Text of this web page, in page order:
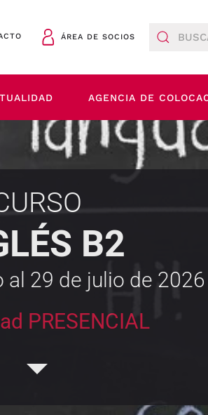
ÁREA DE SOCIOS
AGENCIA DE
B2
al 29 de julio de 2026
PRESENCIAL